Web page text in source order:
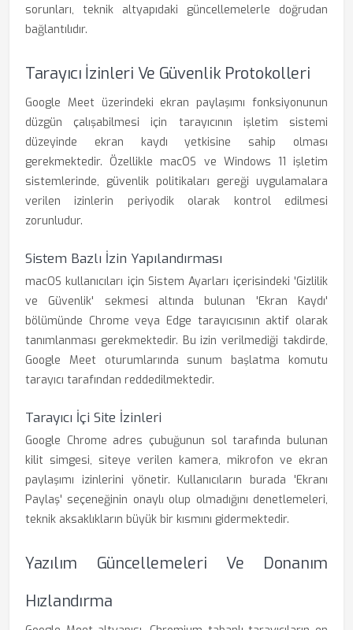
sorunları, teknik altyapıdaki güncellemelerle doğrudan
bağlantılıdır.
Tarayıcı İzinleri Ve Güvenlik Protokolleri
Google Meet üzerindeki ekran paylaşımı fonksiyonunun
düzgün çalışabilmesi için tarayıcının işletim sistemi
düzeyinde ekran kaydı yetkisine sahip olması
gerekmektedir. Özellikle macOS ve Windows 11 işletim
sistemlerinde, güvenlik politikaları gereği uygulamalara
verilen izinlerin periyodik olarak kontrol edilmesi
zorunludur.
Sistem Bazlı İzin Yapılandırması
macOS kullanıcıları için Sistem Ayarları içerisindeki 'Gizlilik
ve Güvenlik' sekmesi altında bulunan 'Ekran Kaydı'
bölümünde Chrome veya Edge tarayıcısının aktif olarak
tanımlanması gerekmektedir. Bu izin verilmediği takdirde,
Google Meet oturumlarında sunum başlatma komutu
tarayıcı tarafından reddedilmektedir.
Tarayıcı İçi Site İzinleri
Google Chrome adres çubuğunun sol tarafında bulunan
kilit simgesi, siteye verilen kamera, mikrofon ve ekran
paylaşımı izinlerini yönetir. Kullanıcıların burada 'Ekranı
Paylaş' seçeneğinin onaylı olup olmadığını denetlemeleri,
teknik aksaklıkların büyük bir kısmını gidermektedir.
Yazılım Güncellemeleri Ve Donanım
Hızlandırma